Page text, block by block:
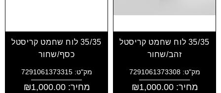
35/35 לוח שחמט קריסטל
זהב/שחור
מק"ט: 7291061373308
מחיר: ₪1,000.00
35/35 לוח שחמט קריסטל
כסף/שחור
מק"ט: 7291061373315
מחיר: ₪1,000.00